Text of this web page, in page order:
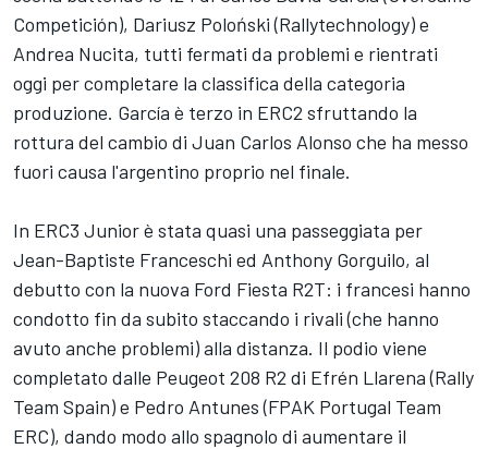
Competición), Dariusz Poloński (Rallytechnology) e
Andrea Nucita, tutti fermati da problemi e rientrati
oggi per completare la classifica della categoria
produzione. García è terzo in ERC2 sfruttando la
rottura del cambio di Juan Carlos Alonso che ha messo
fuori causa l'argentino proprio nel finale.
In ERC3 Junior è stata quasi una passeggiata per
Jean-Baptiste Franceschi ed Anthony Gorguilo, al
debutto con la nuova Ford Fiesta R2T: i francesi hanno
condotto fin da subito staccando i rivali (che hanno
avuto anche problemi) alla distanza. Il podio viene
completato dalle Peugeot 208 R2 di Efrén Llarena (Rally
Team Spain) e Pedro Antunes (FPAK Portugal Team
ERC), dando modo allo spagnolo di aumentare il